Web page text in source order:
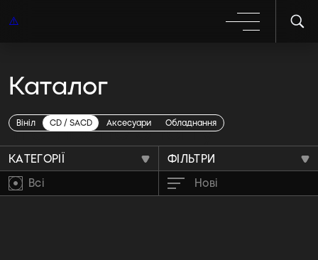
Каталог
Вініл CD / SACD Аксесуари Обладнання
Trombone Shorty
КАТЕГОРІЇ
ФІЛЬТРИ
Всі
Нові